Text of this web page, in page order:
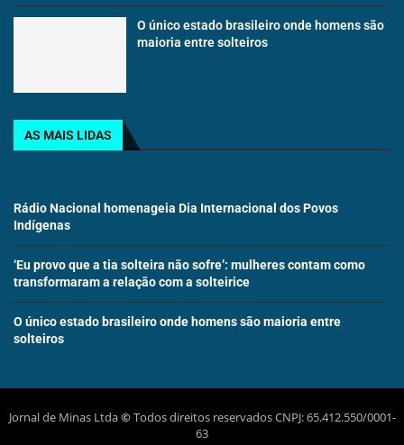
O único estado brasileiro onde homens são
maioria entre solteiros
AS MAIS LIDAS
Rádio Nacional homenageia Dia Internacional dos Povos
Indígenas
‘Eu provo que a tia solteira não sofre’: mulheres contam como
transformaram a relação com a solteirice
O único estado brasileiro onde homens são maioria entre
solteiros
Jornal de Minas Ltda©Todos direitos reservados CNPJ: 65.412.550/0001-
63